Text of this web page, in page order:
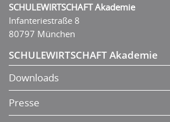
SCHULEWIRTSCHAFT Akademie
Infanteriestraße 8
80797 München
SCHULEWIRTSCHAFT Akademie
Downloads
Presse